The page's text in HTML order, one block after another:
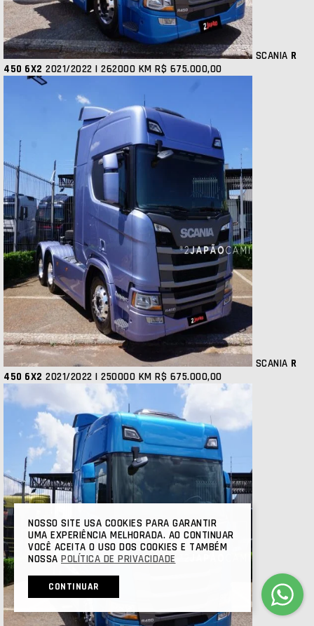
SCANIA R
450 6X2 2021/2022 | 262000 KM R$ 675.000,00
SCANIA R
450 6X2 2021/2022 | 250000 KM R$ 675.000,00
NOSSO SITE USA COOKIES PARA GARANTIR
UMA EXPERIÊNCIA MELHORADA. AO CONTINUAR
VOCÊ ACEITA O USO DOS COOKIES E TAMBÉM
NOSSA POLÍTICA DE PRIVACIDADE
CONTINUAR